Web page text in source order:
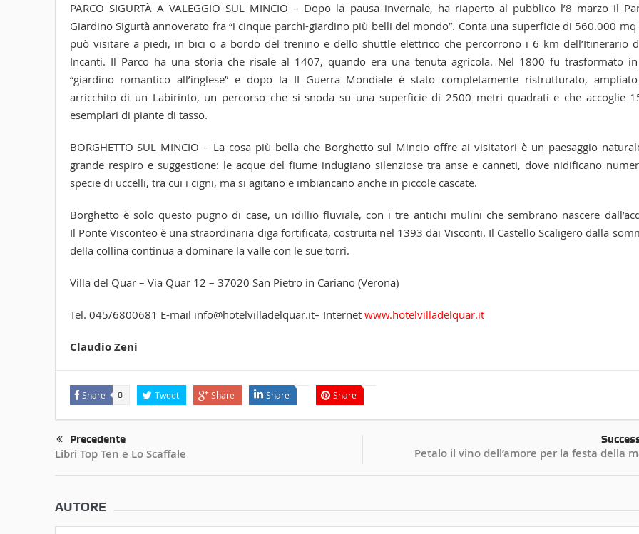
PARCO SIGURTÀ A VALEGGIO SUL MINCIO – Dopo la pausa invernale, ha riaperto al pubblico l’8 marzo il
Giardino Sigurtà annoverato fra “i cinque parchi-giardino più belli del mondo”. Conta una superficie di 560.000 mq
può visitare a piedi, in bici o a bordo del trenino e dello shuttle elettrico che percorrono i 6 km dell’Itinerario
Incanti. Il Parco ha una storia che risale al 1407, quando era una tenuta agricola. Nel 1800 fu trasformato
“giardino romantico all’inglese” e dopo la II Guerra Mondiale è stato completamente ristrutturato,
arricchito di un Labirinto, un percorso che si snoda su una superficie di 2500 metri quadrati e che accoglie
esemplari di piante di tasso.
BORGHETTO SUL MINCIO – La cosa più bella che Borghetto sul Mincio offre ai visitatori è un paesaggio
grande respiro e suggestione: le acque del fiume indugiano silenziose tra anse e canneti, dove nidificano
specie di uccelli, tra cui i cigni, ma si agitano e imbiancano anche in piccole cascate.
Borghetto è solo questo pugno di case, un idillio fluviale, con i tre antichi mulini che sembrano nascere
Il Ponte Visconteo è una straordinaria diga fortificata, costruita nel 1393 dai Visconti. Il Castello Scaligero dalla
della collina continua a dominare la valle con le sue torri.
Villa del Quar – Via Quar 12 – 37020 San Pietro in Cariano (Verona)
Tel. 045/6800681 E-mail info@hotelvilladelquar.it– Internet www.hotelvilladelquar.it
Claudio Zeni
Share 0 Tweet Share Share Share
Precedente
Libri Top Ten e Lo Scaffale Petalo il vino dell’amore per la festa della
AUTORE